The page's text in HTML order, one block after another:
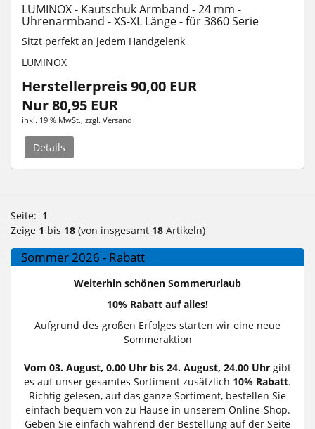
LUMINOX - Kautschuk Armband - 24 mm -
Uhrenarmband - XS-XL Länge - für 3860 Serie
Sitzt perfekt an jedem Handgelenk
LUMINOX
Herstellerpreis 90,00 EUR
Nur 80,95 EUR
inkl. 19 % MwSt. , zzgl. Versand
Details
Seite: 1
Zeige 1 bis 18 (von insgesamt 18 Artikeln)
Sommer 2026 - Rabatt
Weiterhin schönen Sommerurlaub
10% Rabatt auf alles!
Aufgrund des großen Erfolges starten wir eine neue
Sommeraktion
Vom 03. August, 0.00 Uhr bis 24. August, 24.00 Uhr gibt
es auf unser gesamtes Sortiment zusätzlich 10% Rabatt.
Richtig gelesen, auf das ganze Sortiment, bestellen Sie
einfach bequem von zu Hause in unserem Online-Shop.
Geben Sie einfach während der Bestellung auf der Seite